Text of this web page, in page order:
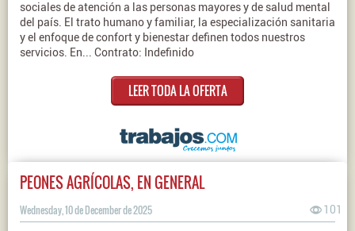
sociales de atención a las personas mayores y de salud mental
del país. El trato humano y familiar, la especialización sanitaria
y el enfoque de confort y bienestar definen todos nuestros
servicios. En... Contrato: Indefinido
LEER TODA LA OFERTA
PEONES AGRÍCOLAS, EN GENERAL
Wednesday, 10 de December de 2025 101